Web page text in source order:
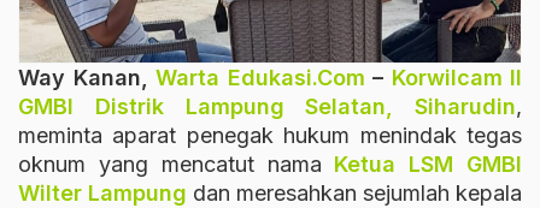
Way Kanan, Warta Edukasi.Com – Korwilcam II
GMBI Distrik Lampung Selatan, Siharudin,
meminta aparat penegak hukum menindak tegas
oknum yang mencatut nama Ketua LSM GMBI
Wilter Lampung dan meresahkan sejumlah kepala